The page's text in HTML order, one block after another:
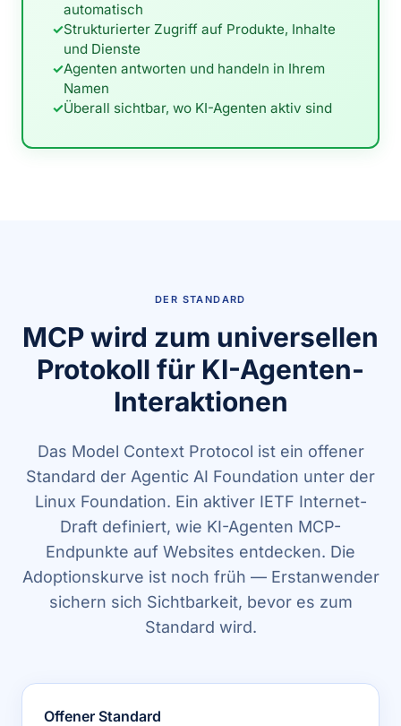
automatisch
✓Strukturierter Zugriff auf Produkte, Inhalte
und Dienste
✓Agenten antworten und handeln in Ihrem
Namen
✓Überall sichtbar, wo KI-Agenten aktiv sind
DER STANDARD
MCP wird zum universellen
Protokoll für KI-Agenten-
Interaktionen
Das Model Context Protocol ist ein offener
Standard der Agentic AI Foundation unter der
Linux Foundation. Ein aktiver IETF Internet-
Draft definiert, wie KI-Agenten MCP-
Endpunkte auf Websites entdecken. Die
Adoptionskurve ist noch früh — Erstanwender
sichern sich Sichtbarkeit, bevor es zum
Standard wird.
Offener Standard